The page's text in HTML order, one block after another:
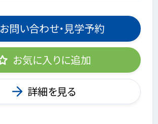
お問い合わせ・見学予約
お気に入りに追加
詳細を見る